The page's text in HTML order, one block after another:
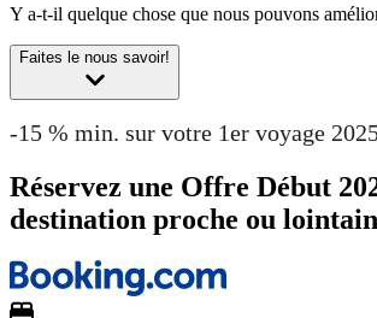
Y a-t-il quelque chose que nous pouvons
Faites le nous savoir!
-15 % min. sur votre 1er voyage
Réservez une Offre Début
destination proche ou